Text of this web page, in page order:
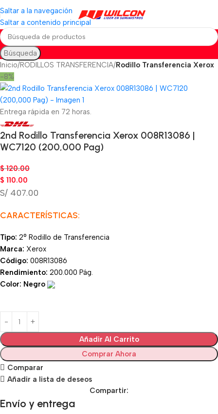
Saltar a la navegación
Saltar a contenido principal
Búsqueda
Inicio RODILLOS TRANSFERENCIA Rodillo Transferencia Xerox
-8%
Entrega rápida en 72 horas.
2nd Rodillo Transferencia Xerox 008R13086 |
WC7120 (200,000 Pag)
$120.00
$ 110.00
S/ 407.00
CARACTERÍSTICAS:
Tipo: 2° Rodillo de Transferencia
Marca: Xerox
Código: 008R13086
Rendimiento: 200.000 Pág.
Color: Negro
Añadir Al Carrito
Comprar Ahora
Comparar
Añadir a lista de deseos
Compartir:
Envío y entrega